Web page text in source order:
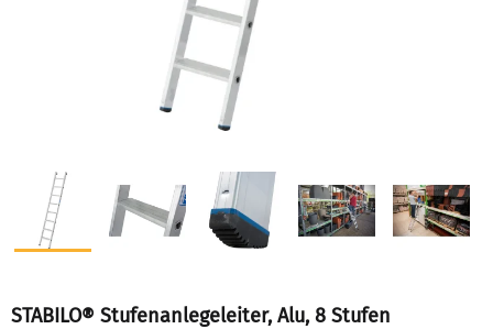
STABILO® Stufenanlegeleiter, Alu, 8 Stufen